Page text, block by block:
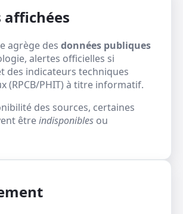
affichées
agrège des données publiques
alertes officielles si
des indicateurs techniques
(RPCB/PHIT) à titre informatif.
des sources, certaines
êtreindisponiblesou